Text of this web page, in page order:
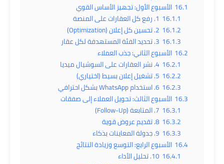
16.1 الأسبوع الأول: تجهيز الأساس القوي
16.1.1 1. رفع كل العقارات على المنصة
16.1.2 2. تحسين كل إعلان (Optimization)
16.1.3 3. تحديد الفئة المستهدفة لكل عقار
16.2 الأسبوع الثاني: جذب العملاء
16.2.1 4. نشر العقارات على السوشيال ميديا
16.2.2 5. تشغيل إعلان بسيط (اختياري)
16.2.3 6. استخدام WhatsApp بشكل احترافي
16.3 الأسبوع الثالث: تحويل العملاء إلى صفقات
16.3.1 7. المتابعة (Follow-Up)
16.3.2 8. تقديم عروض قوية
16.3.3 9. جدولة المعاينات بذكاء
16.4 الأسبوع الرابع: التوسع وزيادة النتائج
16.4.1 10. تحليل الأداء